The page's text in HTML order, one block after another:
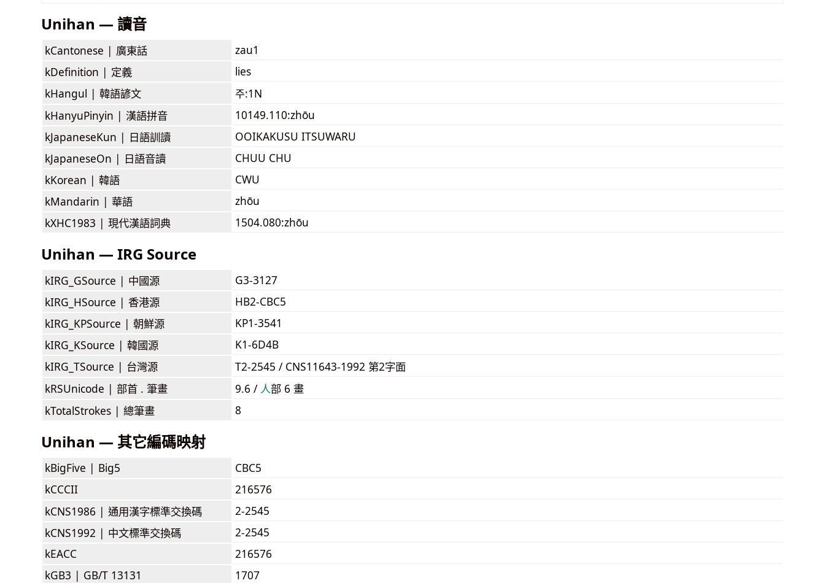
Unihan — 讀音
kCantonese | 廣東話
zau1
kDefinition | 定義
lies
kHangul | 韓語諺文
주:1N
kHanyuPinyin | 漢語拼音
10149.110:zhōu
kJapaneseKun | 日語訓讀
OOIKAKUSU ITSUWARU
kJapaneseOn | 日語音讀
CHUU CHU
kKorean | 韓語
CWU
kMandarin | 華語
zhōu
kXHC1983 | 現代漢語詞典 1504.080:zhōu
Unihan — IRG Source
kIRG_GSource | 中國源
G3-3127
kIRG_HSource | 香港源
HB2-CBC5
kIRG_KPSource | 朝鮮源
KP1-3541
kIRG_KSource | 韓國源
K1-6D4B
kIRG_TSource | 台灣源
T2-2545 / CNS11643-1992 第2字面
kRSUnicode | 部首 . 筆畫 9.6 / ⼈部 6 畫
kTotalStrokes | 總筆畫 8
Unihan — 其它編碼映射
kBigFive | Big5
CBC5
kCCCII
216576
kCNS1986 | 通用漢字標準交換碼
2-2545
kCNS1992 | 中文標準交換碼
2-2545
kEACC
216576
kGB3 | GB/T 13131 1707